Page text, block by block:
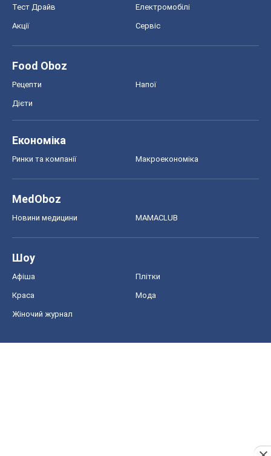
Тест Драйв Електромобілі
Акції Сервіс
Food Oboz
Рецепти Напої
Дієти
Економіка
Ринки та компанії Макроекономіка
MedOboz
Новини медицини MAMACLUB
Шоу
Афіша Плітки
Краса Мода
Жіночий журнал